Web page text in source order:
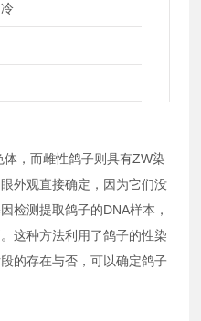
，而雌性鸽子则具有ZW染
外观直接确定，因为它们没
检测提取鸽子的DNA样本，
这种方法利用了鸽子的性染
的存在与否，可以确定鸽子